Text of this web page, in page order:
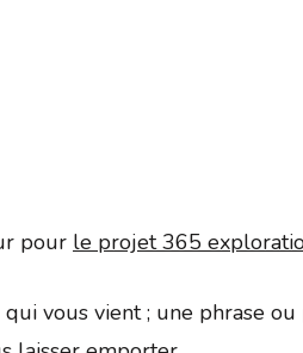
pour le projet 365
vous vient ; une phrase